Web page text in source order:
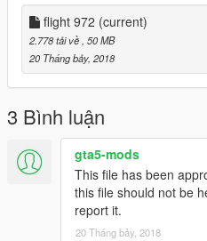
flight 972 (current)
2.778 tải về , 50 MB
20 Tháng bảy, 2018
3 Bình luận
gta5-mods
This file has been
this file should not be
report it.
20 Tháng bảy, 2018